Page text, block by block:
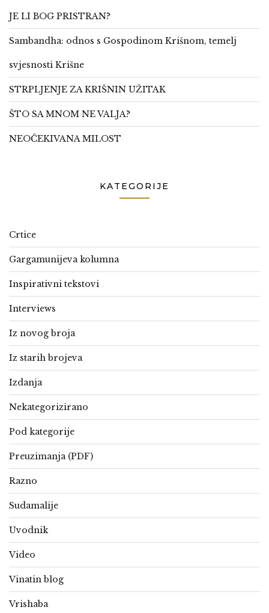
JE LI BOG PRISTRAN?
Sambandha: odnos s Gospodinom Krišnom, temelj
svjesnosti Krišne
STRPLJENJE ZA KRIŠNIN UŽITAK
ŠTO SA MNOM NE VALJA?
NEOČEKIVANA MILOST
KATEGORIJE
Crtice
Gargamunijeva kolumna
Inspirativni tekstovi
Interviews
Iz novog broja
Iz starih brojeva
Izdanja
Nekategorizirano
Pod kategorije
Preuzimanja (PDF)
Razno
Sudamalije
Uvodnik
Video
Vinatin blog
Vrishaba